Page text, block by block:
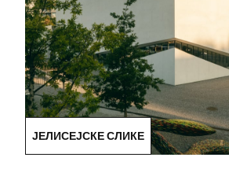
ЈЕЛИСЕЈСКЕ СЛИКЕ